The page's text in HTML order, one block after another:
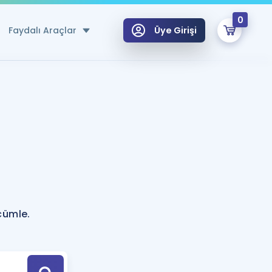
Faydalı Araçlar
Hesaplama Aracı
için Öneriler
Tek Takvimde
Üye Girişi
0